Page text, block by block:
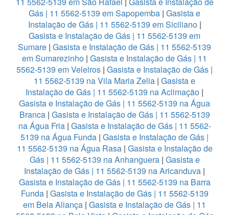
Gás | 11 5562-5139 em Sapopemba | Gasista e
Instalação de Gás | 11 5562-5139 em Siciliano|
Gasista e Instalação de Gás | 11 5562-5139 em
Sumare | Gasista e Instalação de Gás | 11 5562-5139
em Sumarezinho | Gasista e Instalação de Gás | 11
5562-5139 em Veleiros | Gasista e Instalação de Gás |
11 5562-5139 na Vila Maria Zelia | Gasista e
Instalação de Gás | 11 5562-5139 na Aclimação |
Gasista e Instalação de Gás | 11 5562-5139 na Água
Branca| Gasista e Instalação de Gás | 11 5562-5139
na Água Fria| Gasista e Instalação de Gás | 11 5562-
5139 na Água Funda | Gasista e Instalação de Gás |
11 5562-5139 na Água Rasa | Gasista e Instalação de
Gás | 11 5562-5139 na Anhanguera| Gasista e
Instalação de Gás | 11 5562-5139 na Aricanduva |
Gasista e Instalação de Gás | 11 5562-5139 na Barra
Funda | Gasista e Instalação de Gás | 11 5562-5139
em Bela Aliança | Gasista e Instalação de Gás | 11